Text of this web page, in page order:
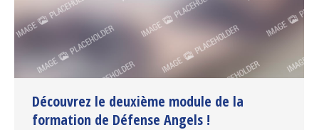
Découvrez le deuxième module de la
formation de Défense Angels !